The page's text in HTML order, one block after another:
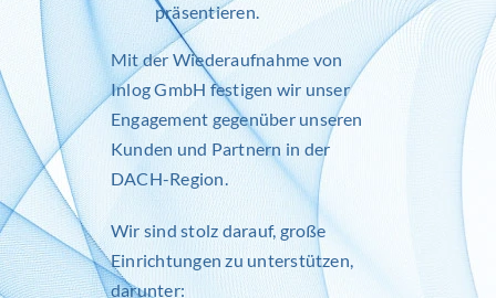
präsentieren.
Mit der Wiederaufnahme von
InlogGmbH festigen wir unser
Engagement gegenüber unseren
Kunden und Partnern in der
DACH-Region.
Wir sind stolz darauf, große
Einrichtungen zu unterstützen,
darunter: